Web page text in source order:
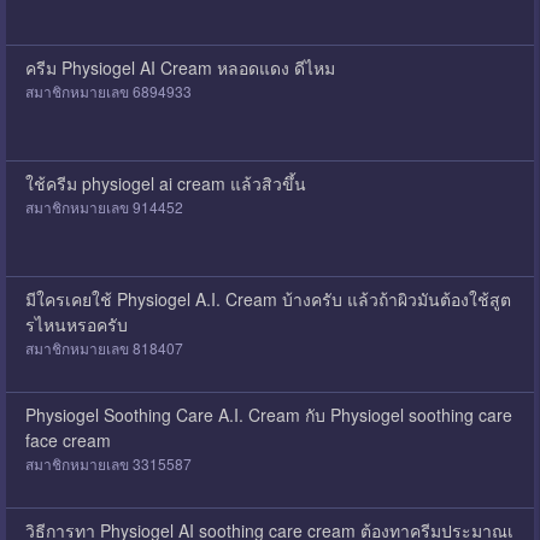
ครีม Physiogel AI Cream หลอดแดง ดีไหม
สมาชิกหมายเลข 6894933
ใช้ครีม physiogel ai cream แล้วสิวขึ้น
สมาชิกหมายเลข 914452
มีใครเคยใช้ Physiogel A.I. Cream บ้างครับ แล้วถ้าผิวมันต้องใช้สูต
รไหนหรอครับ
สมาชิกหมายเลข 818407
Physiogel Soothing Care A.I. Cream กับ Physiogel soothing care
face cream
สมาชิกหมายเลข 3315587
วิธีการทา Physiogel AI soothing care cream ต้องทาครีมประมาณเ